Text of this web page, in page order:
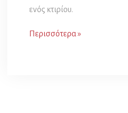
ενός κτιρίου.
Περισσότερα »